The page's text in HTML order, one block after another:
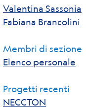
Valentina Sassonia
Fabiana Brancolini
Membri di sezione
Elenco personale
Progetti recenti
NECCTON